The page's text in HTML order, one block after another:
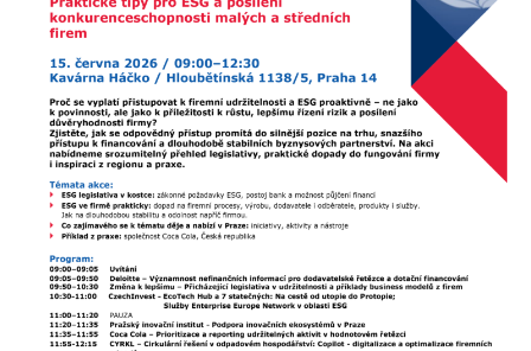
webu a všech
Nepožadujeme
Váš souhlas s
využitím
technických
cookies na
Z tohoto
důvodu
technické
individuálně
deaktivovány
nebo
aktivovány.